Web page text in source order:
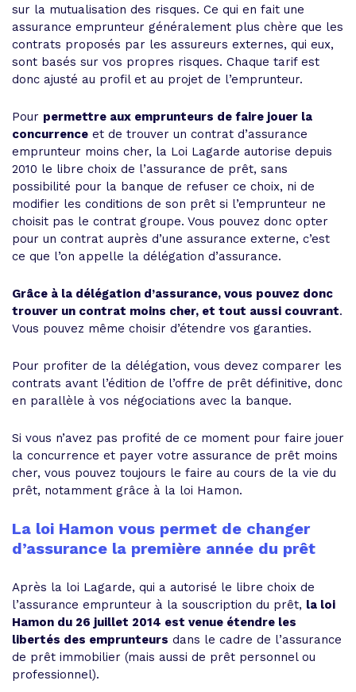
sur la mutualisation des risques. Ce qui en fait une
assurance emprunteur généralement plus chère que les
contrats proposés par les assureurs externes, qui eux,
sont basés sur vos propres risques. Chaque tarif est
donc ajusté au profil et au projet de l’emprunteur.
Pour permettre aux emprunteurs de faire jouer la
concurrence et de trouver un contrat d’assurance
emprunteur moins cher, la Loi Lagarde autorise depuis
2010 le libre choix de l’assurance de prêt, sans
possibilité pour la banque de refuser ce choix, ni de
modifier les conditions de son prêt si l’emprunteur ne
choisit pas le contrat groupe. Vous pouvez donc opter
pour un contrat auprès d’une assurance externe, c’est
ce que l’on appelle la délégation d’assurance.
Grâce à la délégation d’assurance, vous pouvez donc
trouver un contrat moins cher, et tout aussi couvrant.
Vous pouvez même choisir d’étendre vos garanties.
Pour profiter de la délégation, vous devez comparer les
contrats avant l’édition de l’offre de prêt définitive, donc
en parallèle à vos négociations avec la banque.
Si vous n’avez pas profité de ce moment pour faire jouer
la concurrence et payer votre assurance de prêt moins
cher, vous pouvez toujours le faire au cours de la vie du
prêt, notamment grâce à la loi Hamon.
La loi Hamon vous permet de changer
d’assurance la première année du prêt
Après la loi Lagarde, qui a autorisé le libre choix de
l’assurance emprunteur à la souscription du prêt, la loi
Hamon du 26 juillet 2014 est venue étendre les
libertés des emprunteurs dans le cadre de l’assurance
de prêt immobilier (mais aussi de prêt personnel ou
professionnel).